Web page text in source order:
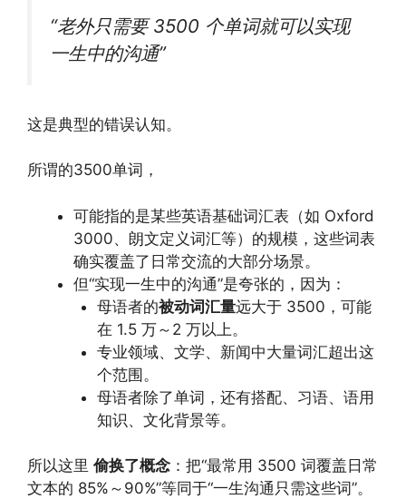
“老外只需要 3500 个单词就可以实现
一生中的沟通”
这是典型的错误认知。
所谓的3500单词，
可能指的是某些英语基础词汇表（如 Oxford
3000、朗文定义词汇等）的规模，这些词表
确实覆盖了日常交流的大部分场景。
但“实现一生中的沟通”是夸张的，因为：
母语者的被动词汇量远大于 3500，可能
在 1.5 万～2 万以上。
专业领域、文学、新闻中大量词汇超出这
个范围。
母语者除了单词，还有搭配、习语、语用
知识、文化背景等。
所以这里 偷换了概念 ：把“最常用 3500 词覆盖日常
文本的 85%～90%”等同于“一生沟通只需这些词”。